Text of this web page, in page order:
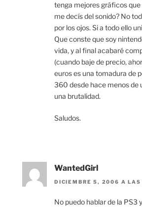
tenga mejores gráficos
me decís del sonido? No
por los ojos. Si a todo ello
Que conste que soy
vida, y al final acabaré
(cuando baje de precio,
euros es una tomadura de
360 desde hace menos de
una brutalidad.
Saludos.
WantedGirl
DICIEMBRE 5, 2006 A
No puedo hablar de la PS3